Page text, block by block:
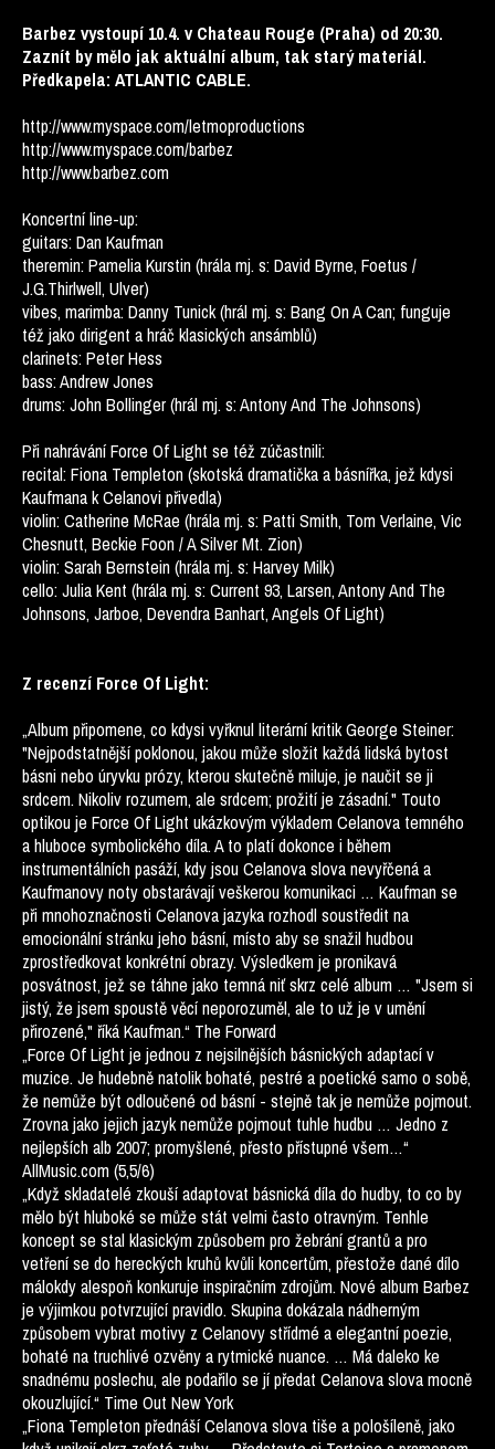
Barbez vystoupí 10.4. v Chateau Rouge (Praha) od 20:30.
Zaznít by mělo jak aktuální album, tak starý materiál.
Předkapela: ATLANTIC CABLE.
http://www.myspace.com/letmoproductions
http://www.myspace.com/barbez
http://www.barbez.com
Koncertní line-up:
guitars: Dan Kaufman
theremin: Pamelia Kurstin (hrála mj. s: David Byrne, Foetus /
J.G.Thirlwell, Ulver)
vibes, marimba: Danny Tunick (hrál mj. s: Bang On A Can; funguje
též jako dirigent a hráč klasických ansámblů)
clarinets: Peter Hess
bass: Andrew Jones
drums: John Bollinger (hrál mj. s: Antony And The Johnsons)
Při nahrávání Force Of Light se též zúčastnili:
recital: Fiona Templeton (skotská dramatička a básnířka, jež kdysi
Kaufmana k Celanovi přivedla)
violin: Catherine McRae (hrála mj. s: Patti Smith, Tom Verlaine, Vic
Chesnutt, Beckie Foon / A Silver Mt. Zion)
violin: Sarah Bernstein (hrála mj. s: Harvey Milk)
cello: Julia Kent (hrála mj. s: Current 93, Larsen, Antony And The
Johnsons, Jarboe, Devendra Banhart, Angels Of Light)
Z recenzí Force Of Light:
„Album připomene, co kdysi vyřknul literární kritik George Steiner:
"Nejpodstatnější poklonou, jakou může složit každá lidská bytost
básni nebo úryvku prózy, kterou skutečně miluje, je naučit se ji
srdcem. Nikoliv rozumem, ale srdcem; prožití je zásadní." Touto
optikou je Force Of Light ukázkovým výkladem Celanova temného
a hluboce symbolického díla. A to platí dokonce i během
instrumentálních pasáží, kdy jsou Celanova slova nevyřčená a
Kaufmanovy noty obstarávají veškerou komunikaci … Kaufman se
při mnohoznačnosti Celanova jazyka rozhodl soustředit na
emocionální stránku jeho básní, místo aby se snažil hudbou
zprostředkovat konkrétní obrazy. Výsledkem je pronikavá
posvátnost, jež se táhne jako temná niť skrz celé album … "Jsem si
jistý, že jsem spoustě věcí neporozuměl, ale to už je v umění
přirozené," říká Kaufman.“ The Forward
„Force Of Light je jednou z nejsilnějších básnických adaptací v
muzice. Je hudebně natolik bohaté, pestré a poetické samo o sobě,
že nemůže být odloučené od básní - stejně tak je nemůže pojmout.
Zrovna jako jejich jazyk nemůže pojmout tuhle hudbu … Jedno z
nejlepších alb 2007; promyšlené, přesto přístupné všem…“
AllMusic.com (5,5/6)
„Když skladatelé zkouší adaptovat básnická díla do hudby, to co by
mělo být hluboké se může stát velmi často otravným. Tenhle
koncept se stal klasickým způsobem pro žebrání grantů a pro
vetření se do hereckých kruhů kvůli koncertům, přestože dané dílo
málokdy alespoň konkuruje inspiračním zdrojům. Nové album Barbez
je výjimkou potvrzující pravidlo. Skupina dokázala nádherným
způsobem vybrat motivy z Celanovy střídmé a elegantní poezie,
bohaté na truchlivé ozvěny a rytmické nuance. … Má daleko ke
snadnému poslechu, ale podařilo se jí předat Celanova slova mocně
okouzlující.“ Time Out New York
„Fiona Templeton přednáší Celanova slova tiše a pološíleně, jako